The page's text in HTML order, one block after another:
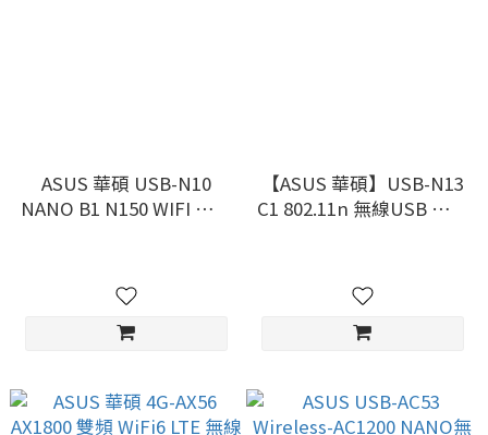
ASUS 華碩 USB-N10
NANO B1 N150 WIFI 網路
【ASUS 華碩】USB-N13
C1 802.11n 無線USB 高速